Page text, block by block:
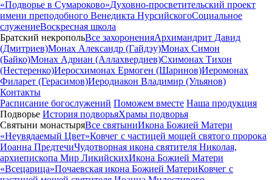
«Подворье в Сумароково»Духовно-просветительский проект
имени преподобного Венедикта НурсийскогоСоциальное
служениеВоскресная школа
Братский некропольВсе захороненияАрхимандрит Давид
(Дмитриев)Монах Александр (Гайдэу)Монах Симон
(Байко)Монах Адриан (Аллахвердиев)Схимонах Тихон
(Нестеренко)Иеросхимонах Ермоген (Шаринов)Иеромонах
Филарет (Герасимов)Иеродиакон Владимир (Ульянов)
Контакты
Расписание богослужений Поможем вместе Наша продукция
Подворье История подворьяХрамы подворья
Святыни монастыряВсе святыниИкона Божией Матери
«Неувядаемый Цвет»Ковчег с частицей мощей святого пророка
Иоанна ПредтечиЧудотворная икона святителя Николая,
архиепископа Мир ЛикийскихИкона Божией Матери
«Всецарица»Почаевская икона Божией МатериКовчег с